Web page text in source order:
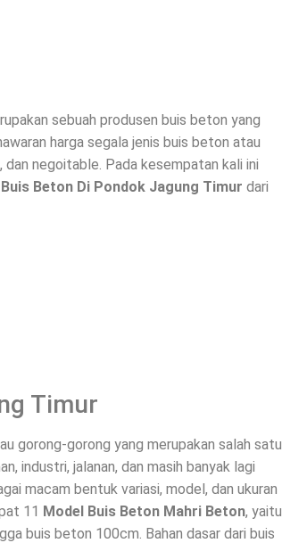
sebuah produsen buis beton yang
harga segala jenis buis beton atau
negoitable. Pada kesempatan kali ini
Buis Beton Di Pondok Jagung Timur dari
Timur
gorong-gorong yang merupakan salah satu
industri, jalanan, dan masih banyak lagi
macam bentuk variasi, model, dan ukuran
11 Model Buis Beton Mahri Beton, yaitu
buis beton 100cm. Bahan dasar dari buis